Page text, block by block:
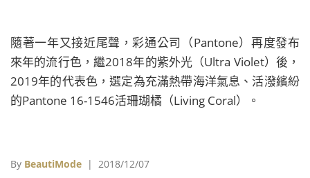
隨著一年又接近尾聲，彩通公司（Pantone）再度發布
來年的流行色，繼2018年的紫外光（Ultra Violet）後，
2019年的代表色，選定為充滿熱帶海洋氣息、活潑繽紛
的Pantone 16-1546活珊瑚橘（Living Coral）。
By BeautiMode | 2018/12/07